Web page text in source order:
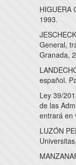
HIGUERA
1993.
General,
Granada,
español.
Ley 39/
de las
entrará en
LUZÓN